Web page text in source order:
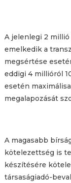
A jelenlegi 2
emelkedik a
megsértése
eddigi 4 millióról
esetén
megalapozását
A magasabb
kötelezettség is
készítésére
társaságiadó-